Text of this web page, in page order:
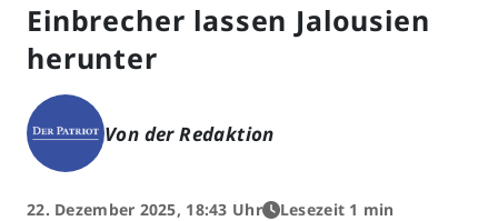
Einbrecher lassen Jalousien
herunter
Von der Redaktion
22. Dezember 2025, 18:43 Uhr Lesezeit 1 min